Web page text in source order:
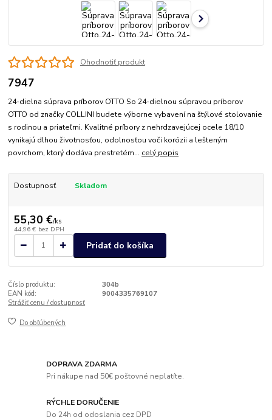
Ohodnotiť produkt
7947
24-dielna súprava príborov OTTO So 24-dielnou súpravou príborov
OTTO od značky COLLINI budete výborne vybavení na štýlové stolovanie
s rodinou a priateľmi. Kvalitné príbory z nehrdzavejúcej ocele 18/10
vynikajú dlhou životnosťou, odolnosťou voči korózii a lešteným
povrchom, ktorý dodáva prestretém... celý popis
Dostupnosť Skladom
55,30 €/ks
44,96 € bez DPH
Pridať do košíka
Číslo produktu:
304b
EAN kód:
9004335769107
Strážiť cenu / dostupnosť
Do obľúbených
DOPRAVA ZDARMA
Pri nákupe nad 50€ poštovné neplatíte.
RÝCHLE DORUČENIE
Do 24h od odoslania cez DPD